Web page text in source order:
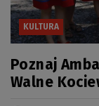
KULTURA
Poznaj
Walne